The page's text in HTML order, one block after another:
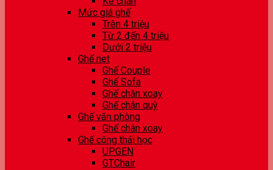
Mức giá ghế
Trên 4 triệu
Từ 2 đến 4 triệu
Dưới 2 triệu
Ghế net
Ghế Couple
Ghế Sofa
Ghế chân xoay
Ghế chân quỳ
Ghế văn phòng
Ghế chân xoay
Ghế công thái học
UPGEN
GTChair